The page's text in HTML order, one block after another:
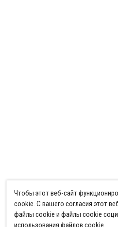
Чтобы этот веб-сайт
cookie. С вашего согласия этот
файлы cookie и файлы cookie
использования файлов cookie